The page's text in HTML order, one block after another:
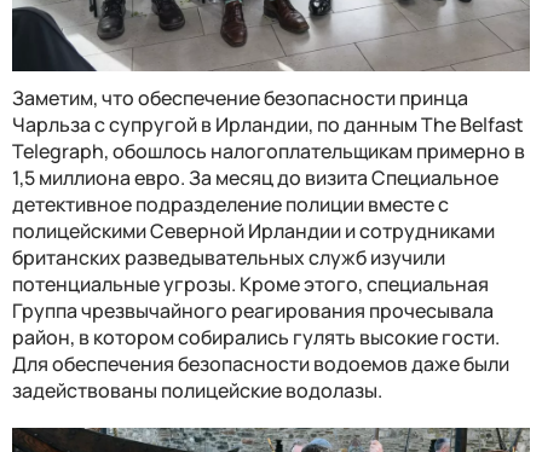
Заметим, что обеспечение безопасности принца
Чарльза с супругой в Ирландии, по данным The Belfast
Telegraph, обошлось налогоплательщикам примерно в
1,5 миллиона евро. За месяц до визита Специальное
детективное подразделение полиции вместе с
полицейскими Северной Ирландии и сотрудниками
британских разведывательных служб изучили
потенциальные угрозы. Кроме этого, специальная
Группа чрезвычайного реагирования прочесывала
район, в котором собирались гулять высокие гости.
Для обеспечения безопасности водоемов даже были
задействованы полицейские водолазы.